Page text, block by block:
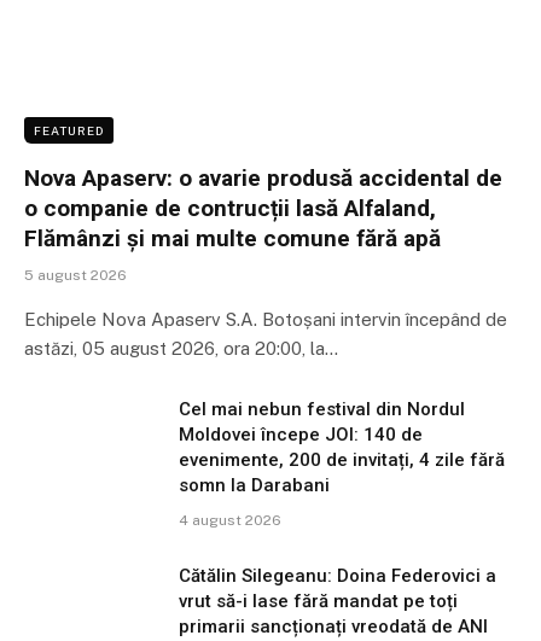
FEATURED
Nova Apaserv: o avarie produsă accidental de
o companie de contrucții lasă Alfaland,
Flămânzi și mai multe comune fără apă
5 august 2026
Echipele Nova Apaserv S.A. Botoșani intervin începând de
astăzi, 05 august 2026, ora 20:00, la…
Cel mai nebun festival din Nordul
Moldovei începe JOI: 140 de
evenimente, 200 de invitați, 4 zile fără
somn la Darabani
4 august 2026
Cătălin Silegeanu: Doina Federovici a
vrut să-i lase fără mandat pe toți
primarii sancționați vreodată de ANI